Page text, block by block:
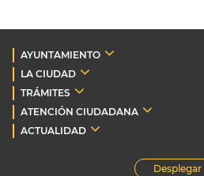
AYUNTAMIENTO
LA CIUDAD
TRÁMITES
ATENCIÓN CIUDADANA
ACTUALIDAD
Desplegar